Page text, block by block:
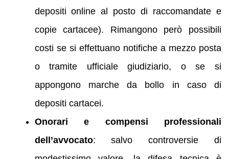
depositi online al posto di raccomandate e
copie cartacee). Rimangono però possibili
costi se si effettuano notifiche a mezzo posta
o tramite ufficiale giudiziario, o se si
appongono marche da bollo in caso di
depositi cartacei.
Onorari e compensi professionali
dell’avvocato: salvo controversie di